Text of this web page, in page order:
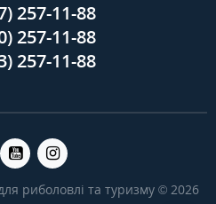
257-11-88
257-11-88
257-11-88
риболовлі та туризму © 2026